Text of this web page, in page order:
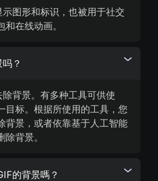
图形和标识，也被用于社交
在线动画。
？
背景。有多种工具可供使
目标。根据所使用的工具，您
背景，或者依靠基于人工智能
背景。
的背景嗎？